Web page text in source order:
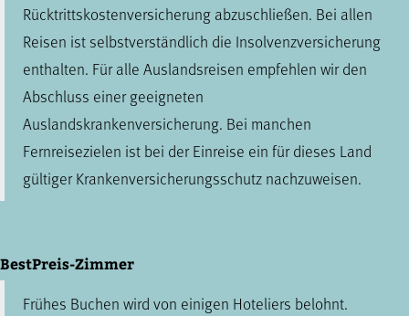
Rücktrittskostenversicherung abzuschließen. Bei allen
Reisen ist selbstverständlich die Insolvenzversicherung
enthalten. Für alle Auslandsreisen empfehlen wir den
Abschluss einer geeigneten
Auslandskrankenversicherung. Bei manchen
Fernreisezielen ist bei der Einreise ein für dieses Land
gültiger Krankenversicherungsschutz nachzuweisen.
BestPreis-Zimmer
Frühes Buchen wird von einigen Hoteliers belohnt.